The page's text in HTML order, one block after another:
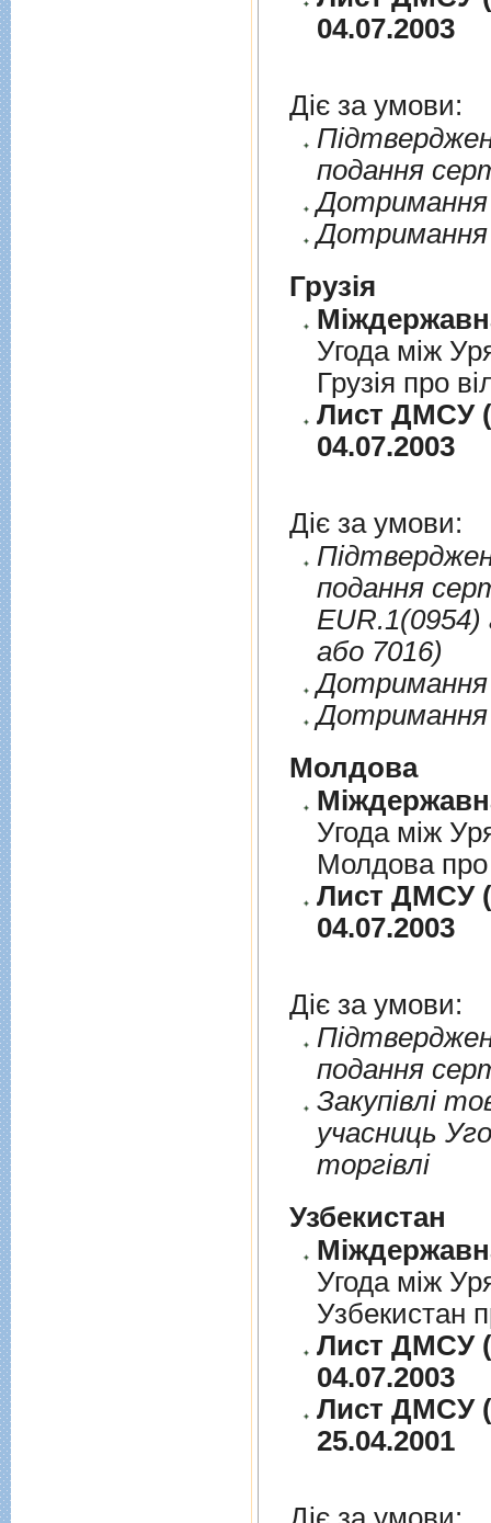
04.07.2003
Діє за умови:
подання
Дотримання
Дотримання
Грузія
Угода між
Грузія про
Лист ДМСУ
04.07.2003
Діє за умови:
подання
EUR.1(0954)
або 7016)
Дотримання
Дотримання
Молдова
Угода між
Молдова про
Лист ДМСУ
04.07.2003
Діє за умови:
подання
Закупiвлi
учасниць
торгiвлi
Узбекистан
Угода між
Узбекистан
Лист ДМСУ
04.07.2003
Лист ДМСУ
25.04.2001